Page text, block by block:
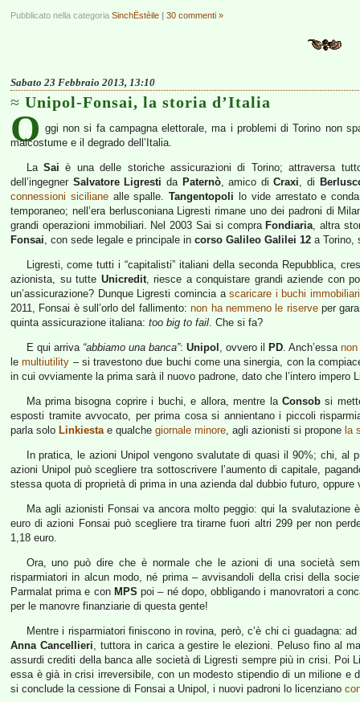
Pubblicato nella categoria SinchËstèile | 30 commenti »
Sabato 23 Febbraio 2013, 13:10
Unipol-Fonsai, la storia d’Italia
O ggi non si fa campagna elettorale, ma i problemi di Torino non
malcostume e il degrado dell’Italia.
La Sai è una delle storiche assicurazioni di Torino; attraversa
dell’ingegner Salvatore Ligresti da Paternò, amico diCraxi, di
connessioni sicilianealle spalle.Tangentopoli lo vide arrestato e
temporaneo; nell’era berlusconiana Ligresti rimane uno dei padroni di
grandi operazioni immobiliari. Nel 2003 Sai si compra Fondiaria, altra
Fonsai, con sede legale e principale in corso Galileo Galilei 12 a Torino,
Ligresti, come tutti i “capitalisti” italiani della seconda Repubblica,
azionista, su tutte Unicredit, riesce a conquistare grandi aziende con
un’assicurazione? Dunque Ligresti comincia ascaricare i buchi
2011, Fonsai è sull’orlo del fallimento:non ha nemmeno le riserveper
quinta assicurazione italiana: too big to fail. Che si fa?
E qui arriva “abbiamo una banca”: Unipol , ovvero il PD. Anch’essa
lemultiutility – si travestono due buchi come una sinergia, con la
in cui ovviamente la prima sarà il nuovo padrone, dato che l’intero impero
Ma prima bisogna coprire i buchi, e allora, mentre laConsob si
esposti tramite avvocato, per prima cosa si annientano i piccoli
parla solo Linkiestae qualche giornale minore, agli azionisti si propone la
In pratica, le azioni Unipol vengono svalutate di quasi il 90%; chi, al
azioni Unipol può scegliere tra sottoscrivere l’aumento di capitale,
stessa quota di proprietà di prima in una azienda dal dubbio futuro,
Ma agli azionisti Fonsai va ancora molto peggio: qui la
euro di azioni Fonsai può scegliere tra tirarne fuori altri 299 per non
1,18 euro.
Ora, uno può dire che è normale che le azioni di una società
risparmiatori in alcun modo, né prima – avvisandoli della crisi della
Parmalat prima e con MPS poi – né dopo, obbligando i manovratori a
per le manovre finanziarie di questa gente!
Mentre i risparmiatori finiscono in rovina, però, c’è chi ci guadagna:
Anna Cancellieri, tuttora in carica a gestire le elezioni. Peluso fino al
assurdi crediti della banca alle società di Ligresti sempre più in crisi. Poi
essa è già in crisi irreversibile, con un modesto stipendio di un milione e
si conclude la cessione di Fonsai a Unipol, i nuovi padroni lo licenziano